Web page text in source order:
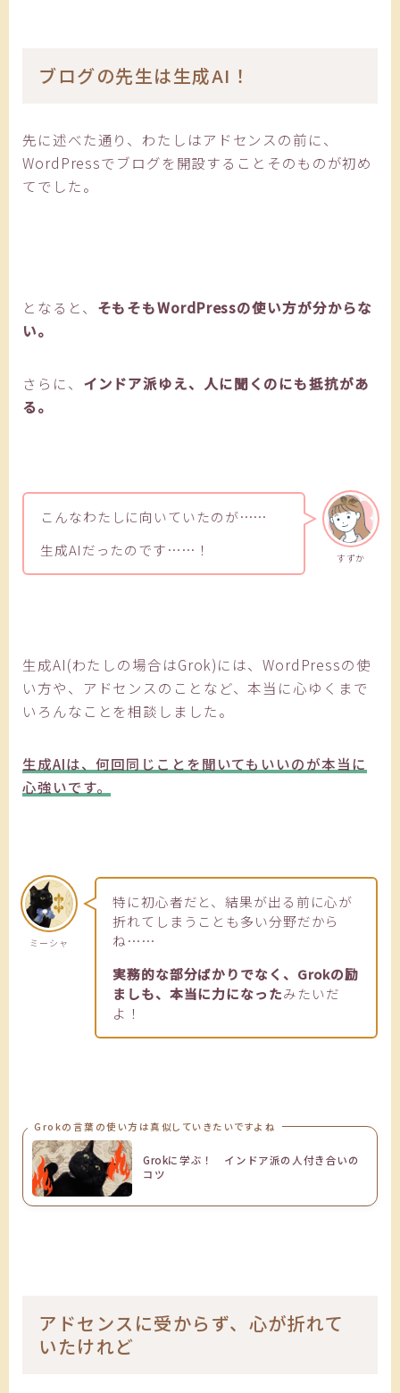
ブログの先生は生成AI！
先に述べた通り、わたしはアドセンスの前に、
WordPressでブログを開設することそのものが初め
てでした。
となると、 そもそもWordPressの使い方が分からな
い。
さらに、 インドア派ゆえ、人に聞くのにも抵抗があ
る。
すずか
こんなわたしに向いていたのが……
生成AIだったのです……！
生成AI(わたしの場合はGrok)には、WordPressの使
い方や、アドセンスのことなど、本当に心ゆくまで
いろんなことを相談しました。
生成AIは、何回同じことを聞いてもいいのが本当に
心強いです。
ミーシャ
特に初心者だと、結果が出る前に心が
折れてしまうことも多い分野だから
ね……
実務的な部分ばかりでなく、Grokの励
ましも、本当に力になったみたいだ
よ！
Grokの言葉の使い方は真似していきたいですよね
Grokに学ぶ！ インドア派の人付き合いの
コツ
アドセンスに受からず、心が折れて
いたけれど